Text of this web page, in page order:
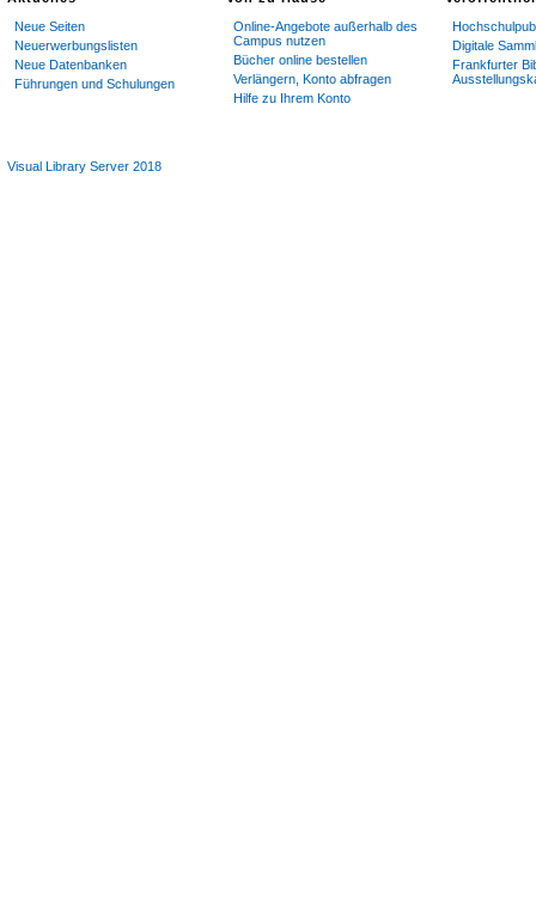
Neue Seiten
Neuerwerbungslisten
Neue Datenbanken
Führungen und Schulungen
Online-Angebote außerhalb des
Campus nutzen
Bücher online bestellen
Verlängern, Konto abfragen
Hilfe zu Ihrem Konto
Digitale
Frankfurter
Visual Library Server 2018